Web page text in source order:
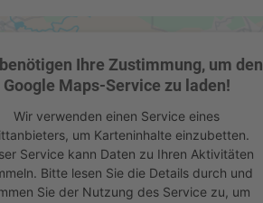
Ihre Zustimmung, um den
Google Maps-Service zu laden!
Wir verwenden einen Service eines
um Karteninhalte einzubetten.
Service kann Daten zu Ihren Aktivitäten
Bitte lesen Sie die Details durch und
Sie der Nutzung des Service zu, um